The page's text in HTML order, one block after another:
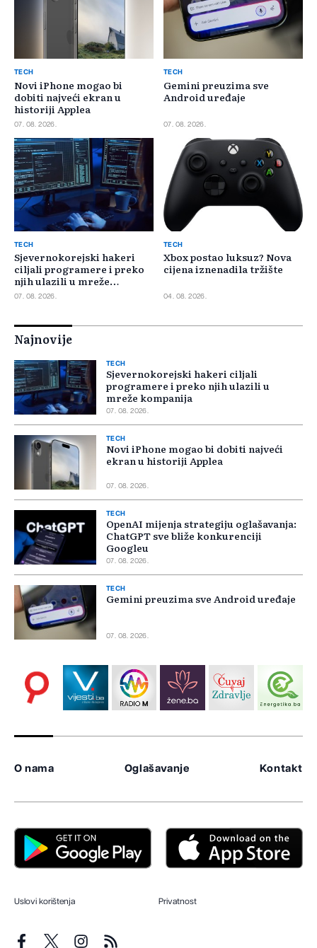
TECH
Novi iPhone mogao bi
dobiti najveći ekran u
historiji Applea
07. 08. 2026.
TECH
Gemini preuzima sve
Android uređaje
07. 08. 2026.
TECH
Sjevernokorejski hakeri
ciljali programere i preko
njih ulazili u mreže
kompanija
07. 08. 2026.
TECH
Xbox postao luksuz? Nova
cijena iznenadila tržište
04. 08. 2026.
Najnovije
TECH
Sjevernokorejski hakeri ciljali
programere i preko njih ulazili u
mreže kompanija
07. 08. 2026.
TECH
Novi iPhone mogao bi dobiti najveći
ekran u historiji Applea
07. 08. 2026.
TECH
OpenAI mijenja strategiju oglašavanja:
ChatGPT sve bliže konkurenciji
Googleu
07. 08. 2026.
TECH
Gemini preuzima sve Android uređaje
07. 08. 2026.
O nama Oglašavanje Kontakt
Uslovi korištenja Privatnost